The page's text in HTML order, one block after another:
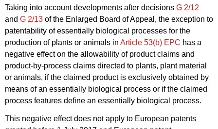
Taking into account developments after decisions G 2/12
and G 2/13 of the Enlarged Board of Appeal, the exception to
patentability of essentially biological processes for the
production of plants or animals in Article 53(b) EPC has a
negative effect on the allowability of product claims and
product-by-process claims directed to plants, plant material
or animals, if the claimed product is exclusively obtained by
means of an essentially biological process or if the claimed
process features define an essentially biological process.
This negative effect does not apply to European patents